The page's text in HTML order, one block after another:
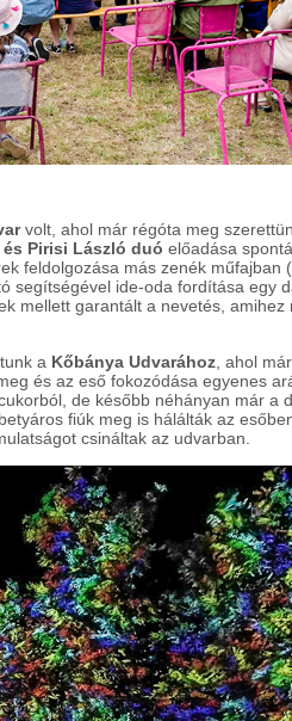
volt, ahol már régóta meg
és Pirisi László duó előadása
feldolgozása más zenék műfajban
segítségével ide-oda fordítása egy
mellett garantált a nevetés, amihez
a Kőbánya Udvarához , ahol
és az eső fokozódása egyenes
de később néhányan már a
fiúk meg is hálálták az
csináltak az udvarban.